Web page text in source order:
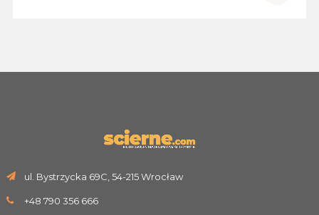
ul. Bystrzycka 69C, 54-215 Wrocław
+48 790 356 666